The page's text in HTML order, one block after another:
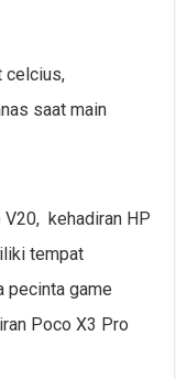
celcius,
saat main
kehadiran HP
tempat
pecinta game
Poco X3 Pro